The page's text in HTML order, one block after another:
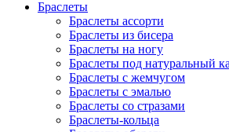
Браслеты
Браслеты ассорти
Браслеты из бисера
Браслеты на ногу
Браслеты под натуральный
Браслеты с жемчугом
Браслеты с эмалью
Браслеты со стразами
Браслеты-кольца